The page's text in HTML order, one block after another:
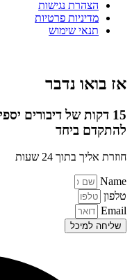
הצהרת נגישות
מדיניות פרטיות
תנאי שימוש
אז בואו נדבר
15 דקות של דיבורים
להתקדם ביחד
חוזרת אליך בתוך 24 שעות
Name
טלפון
Email
שליחה למיכל